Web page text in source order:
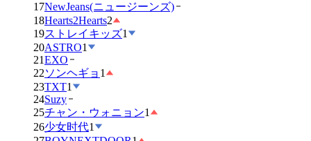
17NewJeans(ニュージーンズ)
18Hearts2Hearts2
19ストレイキッズ1
20ASTRO1
21EXO
22ソンヘギョ 1
23TXT1
24Suzy
25チャン・ウォニョン1
26少女时代1